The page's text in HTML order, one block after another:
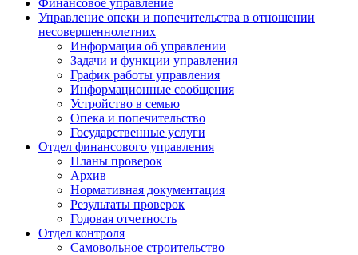
Управление опеки и попечительства в отношении
несовершеннолетних
Информация об управлении
Задачи и функции управления
График работы управления
Информационные сообщения
Устройство в семью
Опека и попечительство
Государственные услуги
Отдел финансового управления
Планы проверок
Архив
Нормативная документация
Результаты проверок
Годовая отчетность
Отдел контроля
Самовольное строительство